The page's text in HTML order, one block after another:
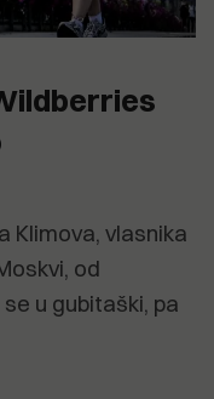
Klimova, vlasnika
od
u gubitaški, pa